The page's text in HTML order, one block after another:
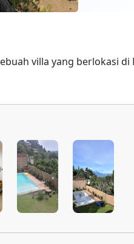
villa yang berlokasi